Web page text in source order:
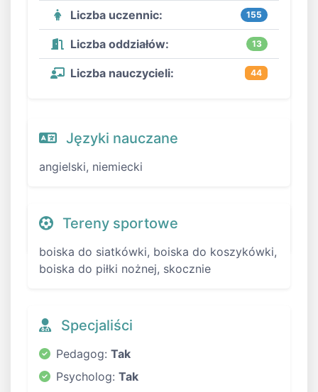
Liczba uczennic: 155
Liczba oddziałów: 13
Liczba nauczycieli: 44
Języki nauczane
angielski, niemiecki
Tereny sportowe
boiska do siatkówki, boiska do koszykówki,
boiska do piłki nożnej, skocznie
Specjaliści
Pedagog: Tak
Psycholog: Tak